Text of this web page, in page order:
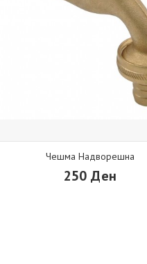
Чешма Надворешна
250 Ден